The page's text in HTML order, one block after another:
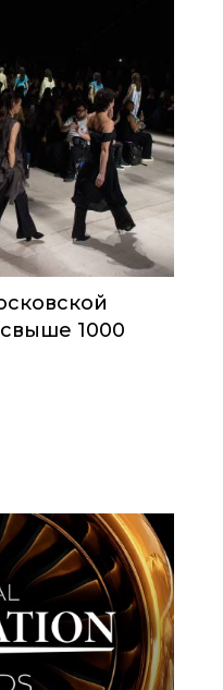
1000